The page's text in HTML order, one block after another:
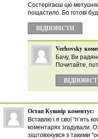
Состерігаєш цю
пощастило. Бо готові
ВІДПОВІCТИ
Verhovsky
Бачу, Ви
Почитайте,
Остап Кушнір коментує:
Вставлю і я свої “п’ять
коментарях згадували.
зіштовхнувся з такими